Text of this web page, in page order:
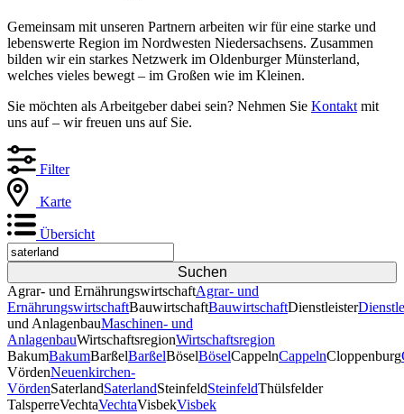
Gemeinsam mit unseren Partnern arbeiten wir für eine starke und
lebenswerte Region im Nordwesten Niedersachsens. Zusammen
bilden wir ein starkes Netzwerk im Oldenburger Münsterland,
welches vieles bewegt – im Großen wie im Kleinen.
Sie möchten als Arbeitgeber dabei sein? Nehmen Sie Kontakt mit
uns auf – wir freuen uns auf Sie.
Filter
Karte
Übersicht
Agrar- und ErnährungswirtschaftAgrar- und
ErnährungswirtschaftBauwirtschaftBauwirtschaftDienstleister
und AnlagenbauMaschinen- und
AnlagenbauWirtschaftsregionWirtschaftsregion
BakumBakumBarßelBarßelBöselBöselCappelnCappelnCloppenburg
VördenNeuenkirchen-
VördenSaterlandSaterlandSteinfeldSteinfeldThülsfelder
TalsperreVechtaVechtaVisbekVisbek